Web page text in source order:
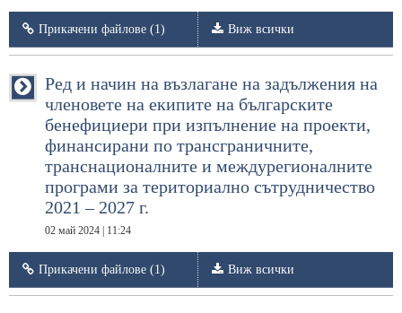
Прикачени файлове (1) Виж всички
Ред и начин на възлагане на задължения на
членовете на екипите на българските
бенефициери при изпълнение на проекти,
финансирани по трансграничните,
транснационалните и междурегионалните
програми за териториално сътрудничество
2021 – 2027 г.
02 май 2024 | 11:24
Прикачени файлове (1) Виж всички